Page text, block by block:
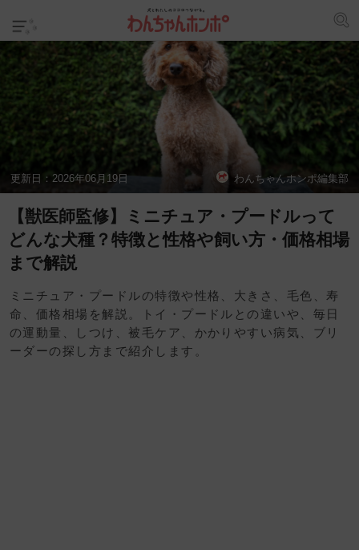
更新日： 2026年06月19日 わんちゃんホンポ編集部
【獣医師監修】ミニチュア・プードルって
どんな犬種？特徴と性格や飼い方・価格相場
まで解説
ミニチュア・プードルの特徴や性格、大きさ、毛色、寿
命、価格相場を解説。トイ・プードルとの違いや、毎日
の運動量、しつけ、被毛ケア、かかりやすい病気、ブリ
ーダーの探し方まで紹介します。